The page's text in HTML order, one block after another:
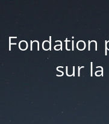
Fondation
sur